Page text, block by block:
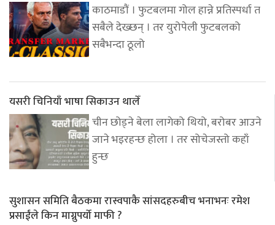
काठमाडौं । फुटबलमा गोल हान्ने प्रतिस्पर्धा त
सबैले देख्छन् । तर युरोपेली फुटबलको
सबैभन्दा ठूलो
यसरी चिनियाँ भाषा सिकाउन थालेँ
चीन छोड्ने बेला लागेको थियो, बरोबर आउने
जाने भइरहन्छ होला । तर सोचेजस्तो कहाँ
हुन्छ
सुशासन समिति बैठकमा रास्वपाकै सांसदहरुबीच भनाभनः रमेश
प्रसाईंले किन माग्नुपर्यो माफी ?